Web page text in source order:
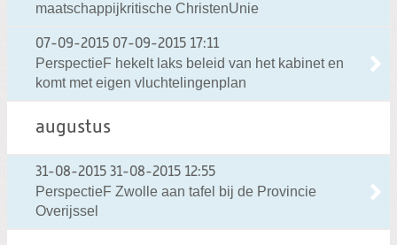
maatschappijkritische ChristenUnie
07-09-2015 07-09-2015 17:11
PerspectieF hekelt laks beleid van het kabinet en
komt met eigen vluchtelingenplan
augustus
31-08-2015 31-08-2015 12:55
PerspectieF Zwolle aan tafel bij de Provincie
Overijssel